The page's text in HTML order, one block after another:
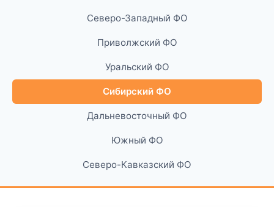
Северо-Западный ФО
Приволжский ФО
Уральский ФО
Сибирский ФО
Дальневосточный ФО
Южный ФО
Северо-Кавказский ФО